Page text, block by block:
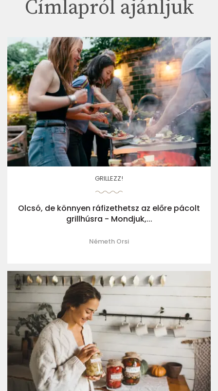
Címlapról ajánljuk
GRILLEZZ!
Olcsó, de könnyen ráfizethetsz az előre pácolt
grillhúsra - Mondjuk,...
Németh Orsi